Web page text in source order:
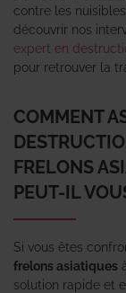
contre les
découvrir nos
expert en
pour retrouver la
COMMENT
FRELONS
PEUT-IL
Si vous êtes
frelons asiatiques
solution rapide et